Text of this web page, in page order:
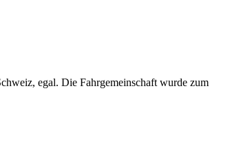
egal. Die Fahrgemeinschaft wurde zum